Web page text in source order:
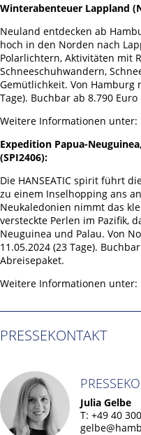
Winterabenteuer Lappland
Neuland entdecken ab
hoch in den Norden nach
Polarlichtern, Aktivitäten mit
Schneeschuhwandern,
Gemütlichkeit. Von Hamburg
Tage). Buchbar ab 8.790
Weitere Informationen unter:
Expedition Papua-
(SPI2406):
Die HANSEATIC spirit führt
zu einem Inselhopping ans
Neukaledonien nimmt das
versteckte Perlen im Pazifik,
Neuguinea und Palau. Von
11.05.2024 (23 Tage).
Abreisepaket.
Weitere Informationen unter:
PRESSEKONTAKT
Julia Gelbe
T: +49 40